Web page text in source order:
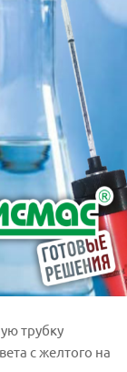
трубку
с желтого на